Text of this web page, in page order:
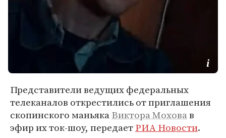
Представители ведущих федеральных
телеканалов открестились от приглашения
скопинского маньякаВиктора Моховав
эфир их ток-шоу, передаетРИА Новости.